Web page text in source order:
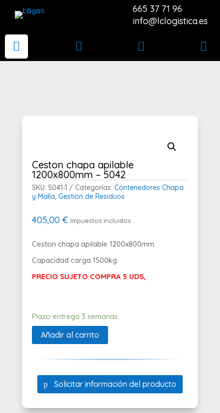
665 37 71 96
info@lclogistica.es
   
Ceston chapa apilable
1200x800mm – 5042
SKU: 5041-1 Categorías: Contenedores Chapa
y Malla, Gestión de Residuos
405,00 € Impuestos incluidos
Ceston chapa apilable 1200x800mm.
Capacidad carga 1500kg.
PRECIO SUJETO COMPRA 5 UDS,
Plazo entrega 3 semanas.
Añadir al carrito
Solicitar información del producto